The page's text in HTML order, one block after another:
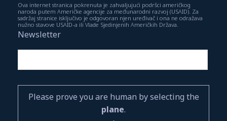
Ova internet stranica pokrenuta je zahvaljujući podršci američkog
naroda putem Američke agencije za međunarodni razvoj (USAID). Za
sadržaj stranice isključivo je odgovoran njen uređivač i ona ne odražava
nužno stavove USAID-a ili Vlade Sjedinjenih Američkih Država.
Newsletter
Please prove you are human by selecting the
plane.